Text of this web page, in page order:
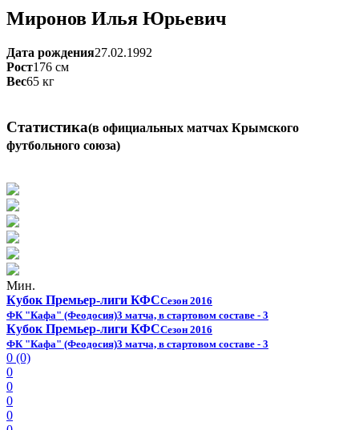
Миронов Илья Юрьевич
Дата рождения27.02.1992
Рост176 см
Вес65 кг
Статистика(в официальных матчах Крымского
футбольного союза)
Мин.
Кубок Премьер-лиги КФССезон 2016
ФК "Кафа" (Феодосия)3 матча, в стартовом составе - 3
Кубок Премьер-лиги КФССезон 2016
ФК "Кафа" (Феодосия)3 матча, в стартовом составе - 3
0 (0)
0
0
0
0